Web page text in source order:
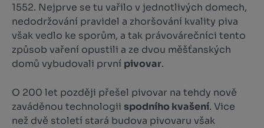
1552. Nejprve se tu vařilo v jednotlivých domech,
nedodržování pravidel a zhoršování kvality piva
však vedlo ke sporům, a tak právovárečníci tento
způsob vaření opustili a ze dvou měšťanských
domů vybudovali první pivovar.
O 200 let později přešel pivovar na tehdy nově
zaváděnou technologii spodního kvašení. Vice
než dvě století stará budova pivovaru však